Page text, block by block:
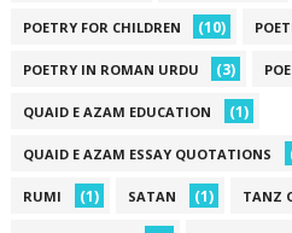
POETRY FOR CHILDREN (10)
POETRY IN ROMAN URDU (3)
QUAID E AZAM EDUCATION (1)
QUAID E AZAM ESSAY QUOTATIONS
RUMI (1) SATAN (1) TANZ